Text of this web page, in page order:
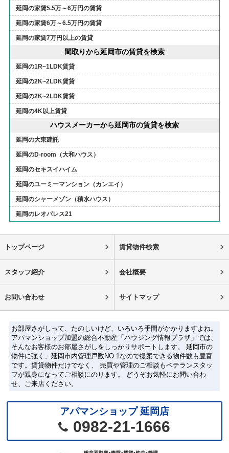
延岡の家賃5.5万～6万円の賃貸
延岡の家賃6万～6.5万円の賃貸
延岡の家賃7万円以上の賃貸
間取りから延岡市の賃貸を検索
延岡の1R~1LDK賃貸
延岡の2K~2LDK賃貸
延岡の2K~2LDK賃貸
延岡の4K以上賃貸
ハウスメーカーから延岡市の賃貸を検索
延岡の大東建託
延岡のD-room（大和ハウス）
延岡のセキスイハイム
延岡のユーミーマンション（カンエイ）
延岡のシャーメゾン（積水ハウス）
延岡のレオパレス21
トップページ 賃貸物件検索
スタッフ紹介 会社概要
お問い合わせ サイトマップ
お部屋さがしって、たのしいけど、いろいろ手間がかかりますよね。
アパマンショップ加盟の総合不動産「ハウジング情報プラザ」では、
そんなお客様のお部屋さがしをしっかりサポートします。 延岡市の
物件に強く、延岡市内管理戸数NO.1なので提案できる物件数も豊富
です。賃貸物件だけでなく、 売買や管理のご相談もベテランスタッ
フが親身になってご相談にのります。 どうぞお気軽にお問い合わ
せ、ご来店ください。
アパマンショップ 延岡店
0982-21-1666